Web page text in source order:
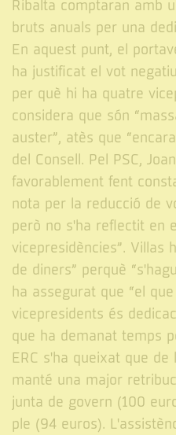
Ribalta comptaran amb
bruts anuals per una
En aquest punt, el
ha justificat el vot
per què hi ha quatre
considera que són
auster”, atès que
del Consell. Pel PSC,
favorablement fent
nota per la reducció de
però no s'ha reflectit en
vicepresidències”. Villas
de diners” perquè
ha assegurat que “el
vicepresidents és
que ha demanat temps
ERC s'ha queixat que
manté una major
junta de govern (100
ple (94 euros).